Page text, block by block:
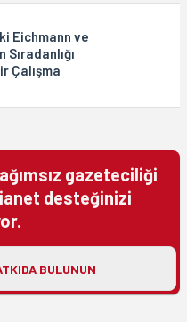
Eichmann ve
Sıradanlığı
Çalışma
gazeteciliği
desteğinizi
BULUNUN